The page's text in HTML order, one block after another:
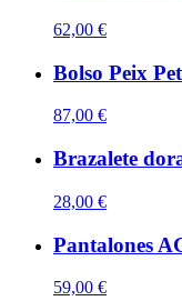
62,00 €
Bolso Peix
87,00 €
Brazalete
28,00 €
Pantalones
59,00 €